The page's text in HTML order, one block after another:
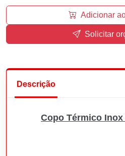
Adicionar
Solicitar
Descrição
Copo Térmico Inox